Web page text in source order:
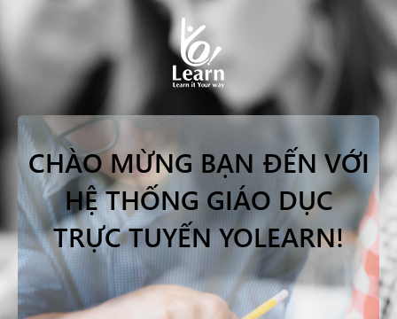
CHÀO MỪNG BẠN ĐẾN VỚI
HỆ THỐNG GIÁO DỤC
TRỰC TUYẾN YOLEARN!